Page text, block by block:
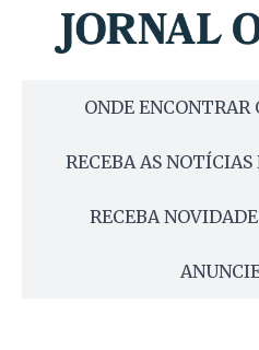
ONDE ENCONTRAR
RECEBA AS NOTÍCIAS
RECEBA